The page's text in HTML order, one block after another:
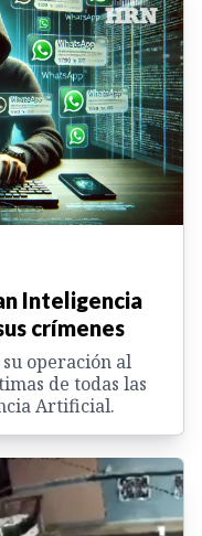
Inteligencia
crímenes
operación al
de todas las
Artificial.